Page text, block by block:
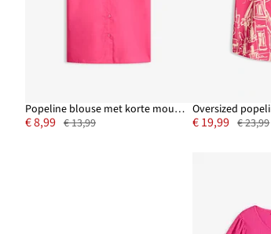
Popeline blouse met korte mouwen
€ 8,99 € 13,99 € 19,99 € 23,99